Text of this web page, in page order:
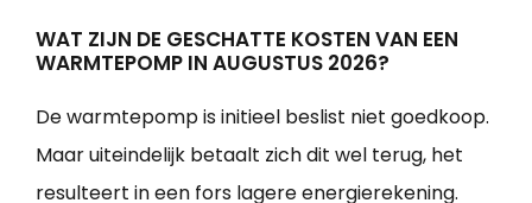
WAT ZIJN DE GESCHATTE KOSTEN VAN EEN
WARMTEPOMP IN AUGUSTUS 2026?
De warmtepomp is initieel beslist niet goedkoop.
Maar uiteindelijk betaalt zich dit wel terug, het
resulteert in een fors lagere energierekening.